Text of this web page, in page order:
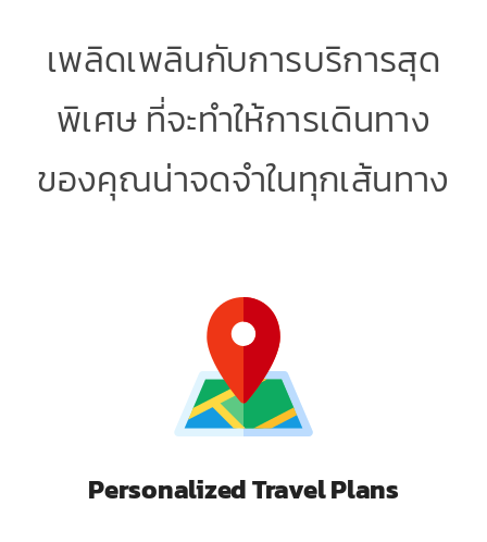
เพลิดเพลินกับการบริการสุด
พิเศษ ที่จะทำให้การเดินทาง
ของคุณน่าจดจำในทุกเส้นทาง
Personalized Travel Plans